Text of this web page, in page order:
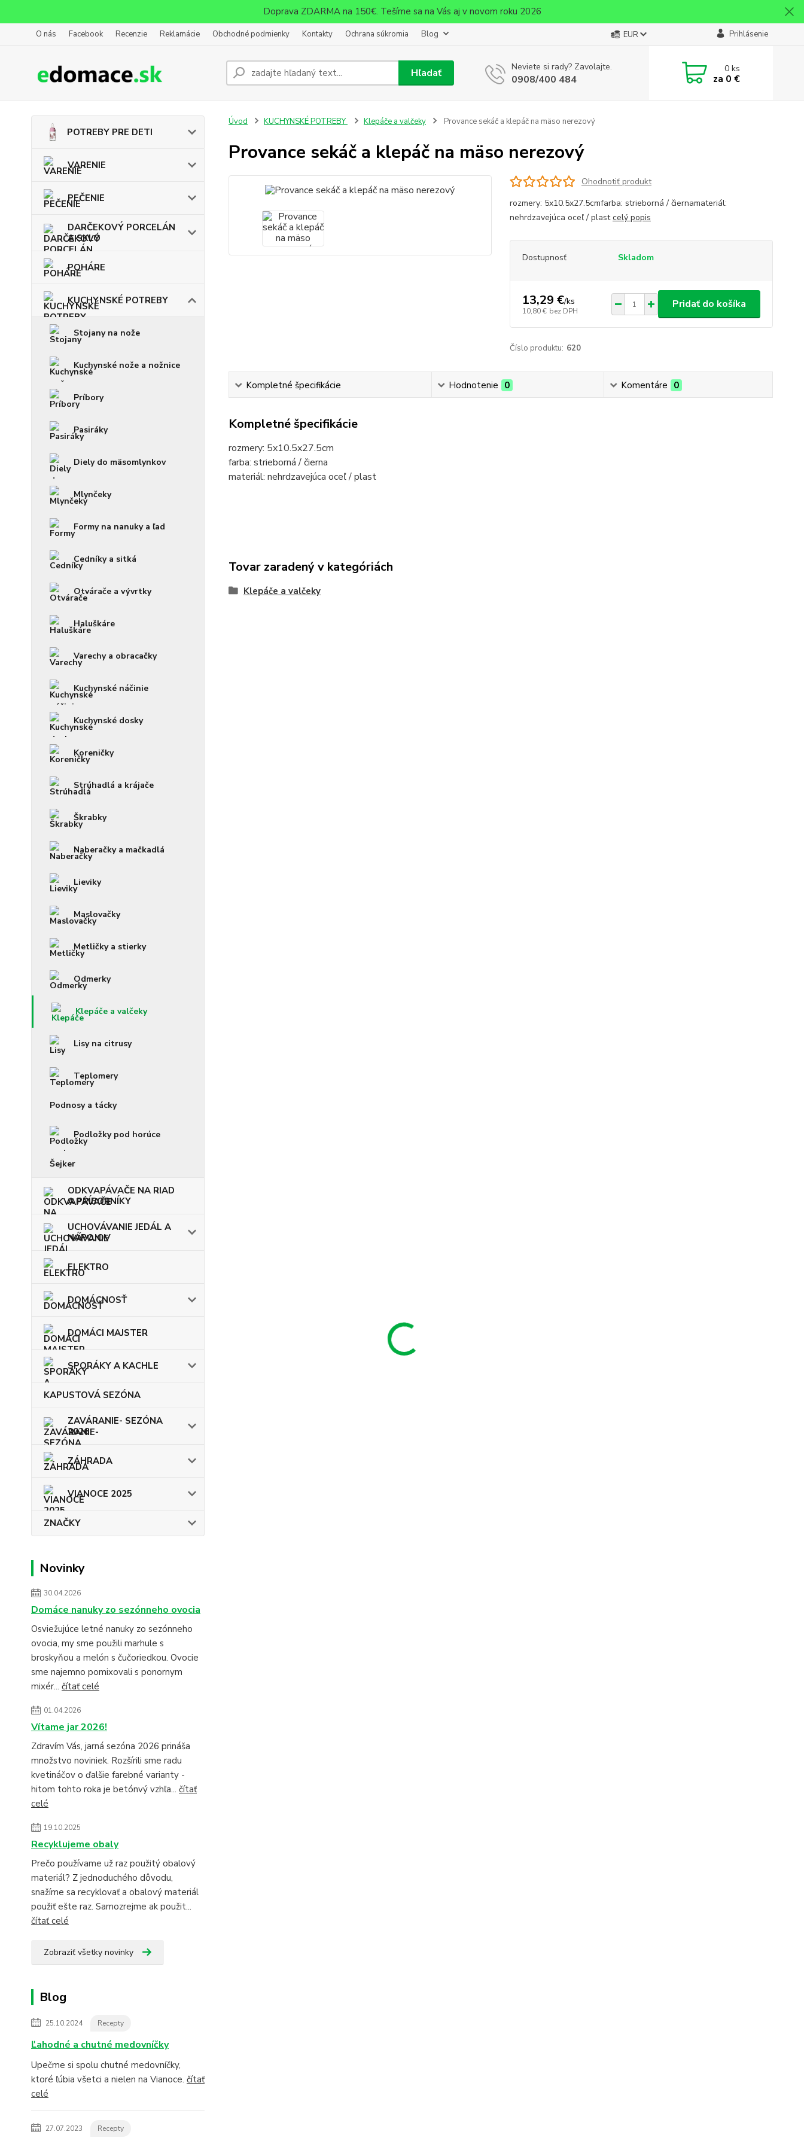
Doprava ZDARMA na 150€. Tešíme sa na Vás aj v novom roku 2026
O nás Facebook Recenzie Reklamácie Obchodné podmienky Kontakty Ochrana súkromia Blog EUR Prihlásenie
Hľadať Neviete si rady? Zavolajte.
0908/400 484
0ks
za 0 €
POTREBY PRE DETI
VARENIE
PEČENIE
DARČEKOVÝ PORCELÁN
A SKLO
POHÁRE
KUCHYNSKÉ POTREBY
Stojany na nože
Kuchynské nože a nožnice
Príbory
Pasiráky
Diely do mäsomlynkov
Mlynčeky
Formy na nanuky a ľad
Cedníky a sitká
Otvárače a vývrtky
Haluškáre
Varechy a obracačky
Kuchynské náčinie
Kuchynské dosky
Koreničky
Strúhadlá a krájače
Škrabky
Naberačky a mačkadlá
Lieviky
Maslovačky
Metličky a stierky
Odmerky
Klepáče a valčeky
Lisy na citrusy
Teplomery
Podnosy a tácky
Podložky pod horúce
Šejker
ODKVAPÁVAČE NA RIAD
A PRÍBORNÍKY
UCHOVÁVANIE JEDÁL A
NÁPOJOV
ELEKTRO
DOMÁCNOSŤ
DOMÁCI MAJSTER
SPORÁKY A KACHLE
KAPUSTOVÁ SEZÓNA
ZAVÁRANIE- SEZÓNA
2026
ZÁHRADA
VIANOCE 2025
ZNAČKY
Novinky
30.04.2026
Domáce nanuky zo sezónneho ovocia
Osviežujúce letné nanuky zo sezónneho
ovocia, my sme použili marhule s
broskyňou a melón s čučoriedkou. Ovocie
sme najemno pomixovali s ponornym
mixér... čítať celé
01.04.2026
Vítame jar 2026!
Zdravím Vás, jarná sezóna 2026 prináša
množstvo noviniek. Rozšírili sme radu
kvetináčov o ďalšie farebné varianty -
hitom tohto roka je betónvý vzhľa... čítať
celé
19.10.2025
Recyklujeme obaly
Prečo používame už raz použitý obalový
materiál? Z jednoduchého dôvodu,
snažíme sa recyklovať a obalový materiál
použiť ešte raz. Samozrejme ak použit...
čítať celé
Zobraziť všetky novinky
Blog
25.10.2024 Recepty
Ľahodné a chutné medovníčky
Upečme si spolu chutné medovníčky,
ktoré ľúbia všetci a nielen na Vianoce. čítať
celé
27.07.2023 Recepty
Úvod KUCHYNSKÉ POTREBY Klepáče a valčeky Provance sekáč a klepáč na mäso nerezový
Provance sekáč a klepáč na mäso nerezový
Ohodnotiť produkt
rozmery: 5x10.5x27.5cmfarba: strieborná / čiernamateriál:
nehrdzavejúca oceľ / plastcelý popis
Dostupnosť Skladom
13,29 €/ks
10,80 € bez DPH
Pridať do košíka
Číslo produktu: 620
Kompletné špecifikácie Hodnotenie 0 Komentáre 0
Kompletné špecifikácie
rozmery: 5x10.5x27.5cm
farba: strieborná / čierna
materiál: nehrdzavejúca oceľ / plast
Tovar zaradený v kategóriách
Klepáče a valčeky